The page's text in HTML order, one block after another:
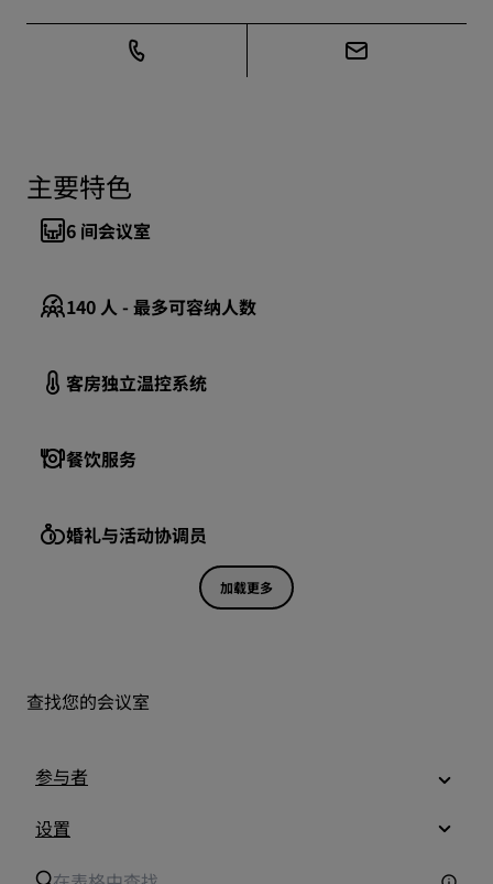
主要特色
6 间会议室
140 人 - 最多可容纳人数
客房独立温控系统
餐饮服务
婚礼与活动协调员
加载更多
查找您的会议室
参与者
设置